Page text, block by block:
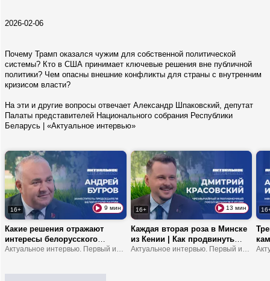
2026-02-06
Почему Трамп оказался чужим для собственной политической
системы? Кто в США принимает ключевые решения вне публичной
политики? Чем опасны внешние конфликты для страны с внутренним
кризисом власти?
На эти и другие вопросы отвечает Александр Шпаковский, депутат
Палаты представителей Национального собрания Республики
Беларусь | «Актуальное интервью»
16+ 9 мин
Какие решения отражают
интересы белорусского
народа? | Что устанавливает
16+ 13 мин
Каждая вторая роза в Минске
из Кении | Как продвинуть
туда молочку? | В Африке